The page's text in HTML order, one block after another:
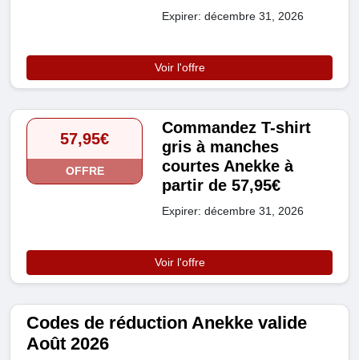
Expirer: décembre 31, 2026
Voir l'offre
57,95€
OFFRE
Commandez T-shirt
gris à manches
courtes Anekke à
partir de 57,95€
Expirer: décembre 31, 2026
Voir l'offre
Codes de réduction Anekke valide
Août 2026